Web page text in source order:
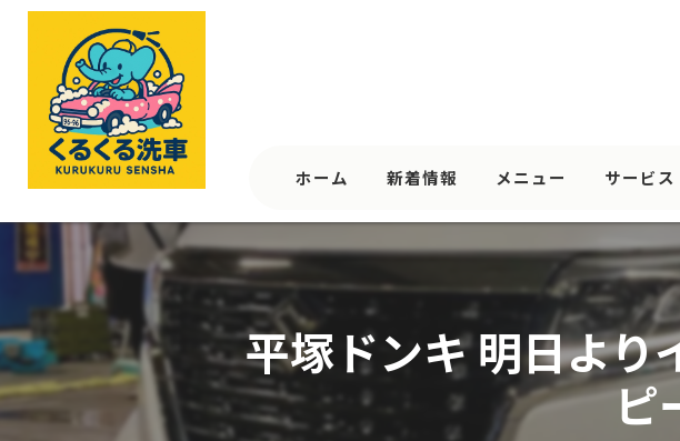
ホーム 新着情報 メニュー サービス
平塚ドンキ 明日より
ピ